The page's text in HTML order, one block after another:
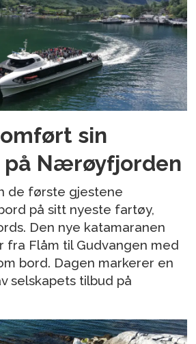
sin
Nærøyfjorden
de første gjestene
på sitt nyeste fartøy,
Den nye katamaranen
fra Flåm til Gudvangen med
bord. Dagen markerer en
selskapets tilbud på